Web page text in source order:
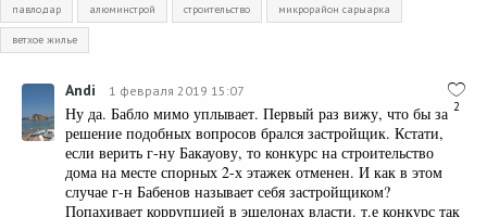
павлодар алюминстрой строительство микрорайон сарыарка
ветхое жилье
2
Andi 1 февраля 2019 15:07
Ну да. Бабло мимо уплывает. Первый раз вижу, что бы за
решение подобных вопросов брался застройщик. Кстати,
если верить г-ну Бакауову, то конкурс на строительство
дома на месте спорных 2-х этажек отменен. И как в этом
случае г-н Бабенов называет себя застройщиком?
Попахивает коррупцией в эшелонах власти. т.е конкурс так